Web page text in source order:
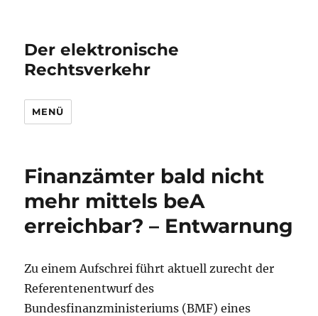
Der elektronische
Rechtsverkehr
MENÜ
Finanzämter bald nicht
mehr mittels beA
erreichbar? – Entwarnung
Zu einem Aufschrei führt aktuell zurecht der
Referentenentwurf des
Bundesfinanzministeriums (BMF) eines